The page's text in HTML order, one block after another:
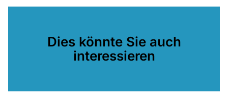
Dies könnte Sie auch
interessieren